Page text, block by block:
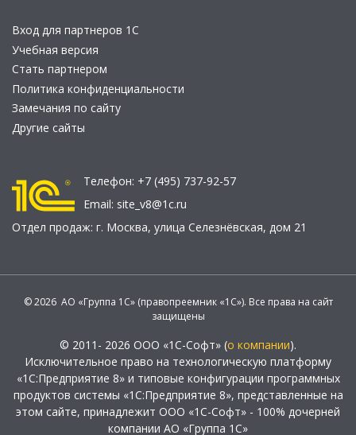
Вход для партнеров 1С
Учебная версия
Стать партнером
Политика конфиденциальности
Замечания по сайту
Другие сайты
Телефон: +7 (495) 737-92-57
Email: site_v8@1c.ru
Отдел продаж: г. Москва, улица Селезнёвская, дом 21
© 2026 АО «Группа 1С» (правопреемник «1С»). Все права на сайт
защищены
© 2011- 2026 ООО «1С-Софт» (о компании).
Исключительное право на технологическую платформу
«1С:Предприятие 8» и типовые конфигурации программных
продуктов системы «1С:Предприятие 8», представленные на
этом сайте, принадлежит ООО «1С-Софт» - 100% дочерней
компании АО «Группа 1С»